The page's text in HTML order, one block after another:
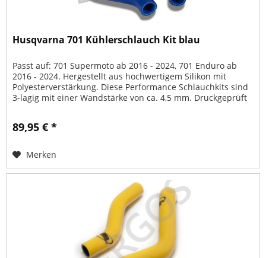
Husqvarna 701 Kühlerschlauch Kit blau
Passt auf: 701 Supermoto ab 2016 - 2024, 701 Enduro ab
2016 - 2024. Hergestellt aus hochwertigem Silikon mit
Polyesterverstärkung. Diese Performance Schlauchkits sind
3-lagig mit einer Wandstärke von ca. 4,5 mm. Druckgeprüft
89,95 € *
Merken